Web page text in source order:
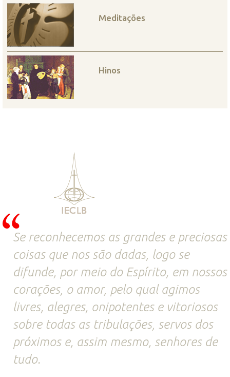
Meditações
Hinos
Se reconhecemos as grandes e preciosas
coisas que nos são dadas, logo se
difunde, por meio do Espírito, em nossos
corações, o amor, pelo qual agimos
livres, alegres, onipotentes e vitoriosos
sobre todas as tribulações, servos dos
próximos e, assim mesmo, senhores de
tudo.